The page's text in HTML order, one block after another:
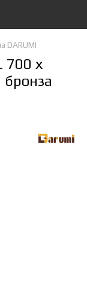
DARUMI
700 х